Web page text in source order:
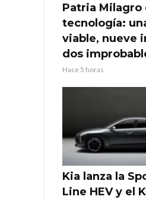
Patria Milagro
tecnología:
viable, nueve
dos
Hace 5 horas
Kia lanza la
Line HEV y el